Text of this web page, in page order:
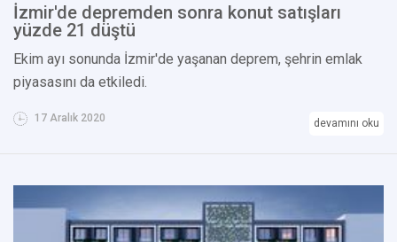
İzmir'de depremden sonra konut satışları
yüzde 21 düştü
Ekim ayı sonunda İzmir'de yaşanan deprem, şehrin emlak
piyasasını da etkiledi.
17 Aralık 2020 devamını oku